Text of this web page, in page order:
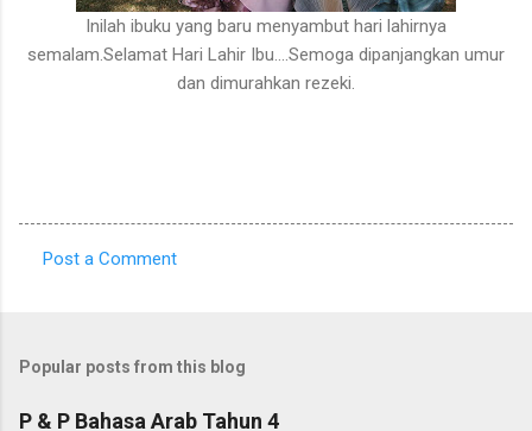
Inilah ibuku yang baru menyambut hari lahirnya
semalam.Selamat Hari Lahir Ibu....Semoga dipanjangkan umur
dan dimurahkan rezeki.
m
e
Post a Comment
Popular posts from this blog
P & P Bahasa Arab Tahun 4